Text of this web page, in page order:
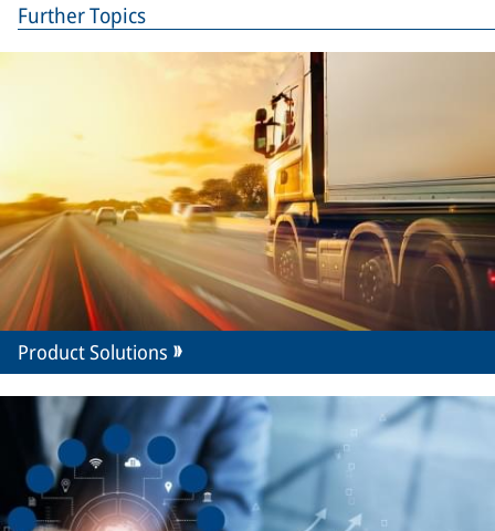
Further Topics
Product Solutions